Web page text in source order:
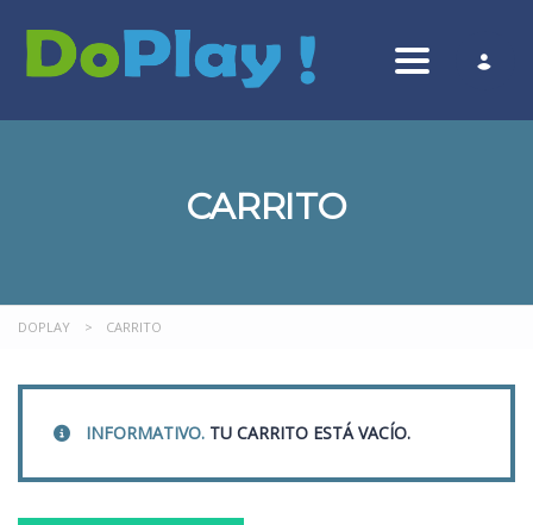
Toggle
CARRITO
DOPLAY > CARRITO
INFORMATIVO. TU CARRITO ESTÁ VACÍO.